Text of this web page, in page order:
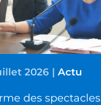
2026 | Actu
des spectacles